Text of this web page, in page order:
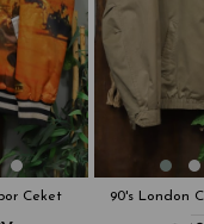
Casual Bomber Ceket